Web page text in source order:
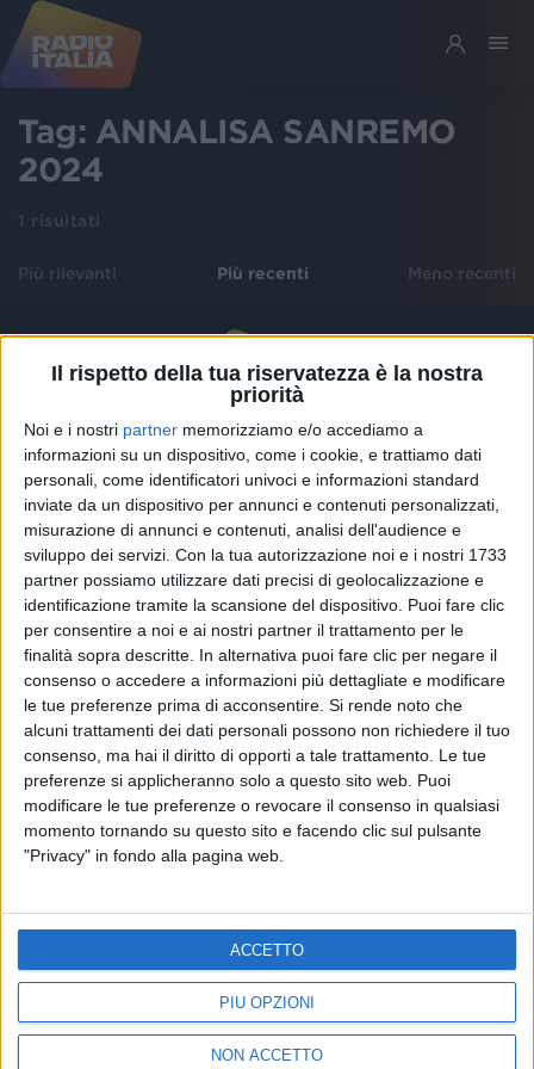
Il rispetto della tua riservatezza è la nostra
priorità
Noi e i nostri partner memorizziamo e/o accediamo a
informazioni su un dispositivo, come i cookie, e trattiamo dati
personali, come identificatori univoci e informazioni standard
inviate da un dispositivo per annunci e contenuti personalizzati,
misurazione di annunci e contenuti, analisi dell'audience e
sviluppo dei servizi. Con la tua autorizzazione noi e i nostri 1733
partner possiamo utilizzare dati precisi di geolocalizzazione e
identificazione tramite la scansione del dispositivo. Puoi fare clic
per consentire a noi e ai nostri partner il trattamento per le
finalità sopra descritte. In alternativa puoi fare clic per negare il
consenso o accedere a informazioni più dettagliate e modificare
le tue preferenze prima di acconsentire. Si rende noto che
alcuni trattamenti dei dati personali possono non richiedere il tuo
consenso, ma hai il diritto di opporti a tale trattamento. Le tue
preferenze si applicheranno solo a questo sito web. Puoi
modificare le tue preferenze o revocare il consenso in qualsiasi
momento tornando su questo sito e facendo clic sul pulsante
"Privacy" in fondo alla pagina web.
PIÙ OPZIONI
NON ACCETTO
ACCETTO
Tag: ANNALISA SANREMO
2024
1 risultati
Più rilevanti Più recenti Meno recenti
Chi siamo Contattaci
Privacy Lavora con noi
Pubblicita' Regolamenti
Mobile Radio Italia Tv
Codice etico Riservatezza
SEGUICI
©2026RADIO ITALIA S.p.A. P.IVA 06832230152 | Tutti i diritti riservati. Per
le opere dell'ingegno contenute nel sito sono stati assolti gli obblighi
derivanti dalla normativa dei diritti d'autore e dei diritti connessi.
Capitale Sociale € 580.000,00 interamente versato. Iscr. Reg. Imprese
Milano - C.F. e n° iscrizione 06832230152. Iscritta al R.E.A. di Milano al n°
1125258. Testata giornalistica Registrata n°286 - 3 Aprile 1987.
|Tel. +39 02 254441 | Fax +39 02 25444220
Sede Legale: Via Savona 97, 20144 Milano
TORNA SU